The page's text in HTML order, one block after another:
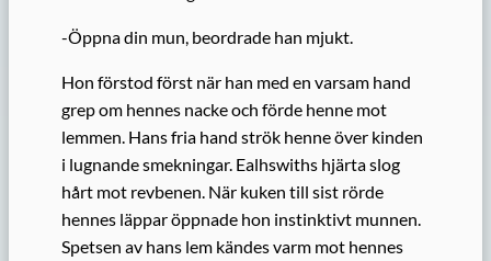
-Öppna din mun, beordrade han mjukt.
Hon förstod först när han med en varsam hand
grep om hennes nacke och förde henne mot
lemmen. Hans fria hand strök henne över kinden
i lugnande smekningar. Ealhswiths hjärta slog
hårt mot revbenen. När kuken till sist rörde
hennes läppar öppnade hon instinktivt munnen.
Spetsen av hans lem kändes varm mot hennes